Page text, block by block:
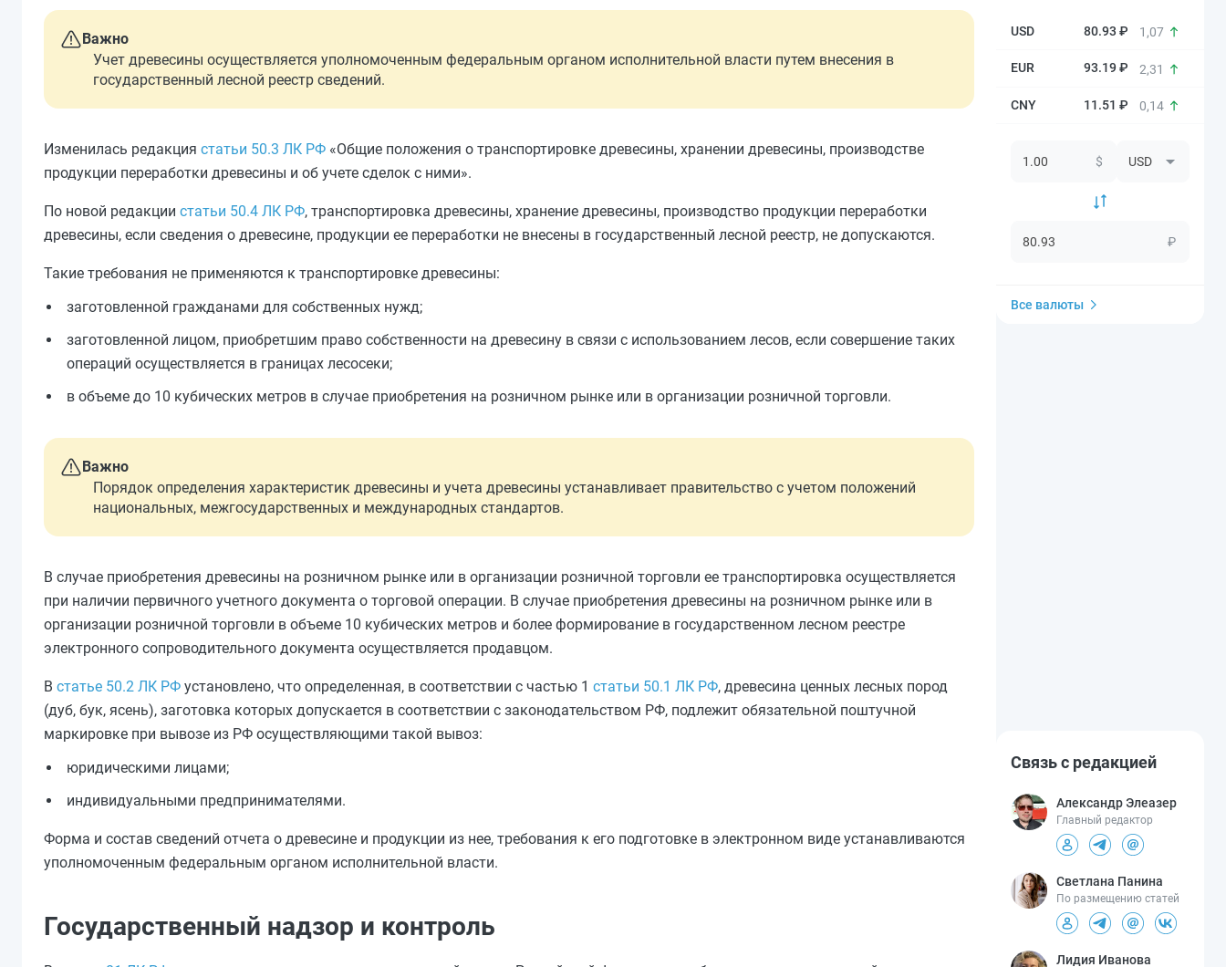
Важно
Учет древесины осуществляется уполномоченным федеральным органом исполнительной власти путем внесения в
государственный лесной реестр сведений.
Изменилась редакция статьи 50.3 ЛК РФ «Общие положения о транспортировке древесины, хранении древесины, производстве
продукции переработки древесины и об учете сделок с ними».
По новой редакции статьи 50.4 ЛК РФ, транспортировка древесины, хранение древесины, производство продукции переработки
древесины, если сведения о древесине, продукции ее переработки не внесены в государственный лесной реестр, не допускаются.
Такие требования не применяются к транспортировке древесины:
заготовленной гражданами для собственных нужд;
заготовленной лицом, приобретшим право собственности на древесину в связи с использованием лесов, если совершение таких
операций осуществляется в границах лесосеки;
в объеме до 10 кубических метров в случае приобретения на розничном рынке или в организации розничной торговли.
Важно
Порядок определения характеристик древесины и учета древесины устанавливает правительство с учетом положений
национальных, межгосударственных и международных стандартов.
В случае приобретения древесины на розничном рынке или в организации розничной торговли ее транспортировка осуществляется
при наличии первичного учетного документа о торговой операции. В случае приобретения древесины на розничном рынке или в
организации розничной торговли в объеме 10 кубических метров и более формирование в государственном лесном реестре
электронного сопроводительного документа осуществляется продавцом.
В статье 50.2 ЛК РФ установлено, что определенная, в соответствии с частью 1 статьи 50.1 ЛК РФ, древесина ценных лесных пород
(дуб, бук, ясень), заготовка которых допускается в соответствии с законодательством РФ, подлежит обязательной поштучной
маркировке при вывозе из РФ осуществляющими такой вывоз:
юридическими лицами;
индивидуальными предпринимателями.
Форма и состав сведений отчета о древесине и продукции из нее, требования к его подготовке в электронном виде устанавливаются
уполномоченным федеральным органом исполнительной власти.
Государственный надзор и контроль
80.93 ₽ 1,07
93.19 ₽ 2,31
11.51 ₽ 0,14
$
₽
Все валюты
Связь с редакцией
Александр Элеазер
Главный редактор
Светлана Панина
По размещению статей
Лидия Иванова